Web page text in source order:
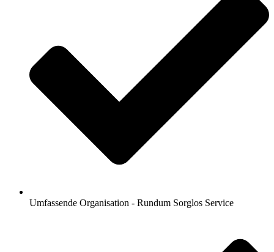
Umfassende Organisation - Rundum Sorglos Service